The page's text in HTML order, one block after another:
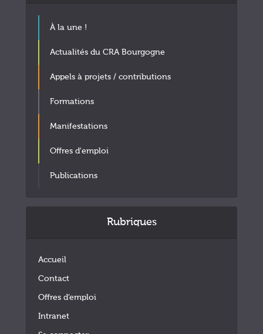
À la une !
Actualités du CRA Bourgogne
Appels à projets / contributions
Formations
Manifestations
Offres d'emploi
Publications
Rubriques
Accueil
Contact
Offres d’emploi
Intranet